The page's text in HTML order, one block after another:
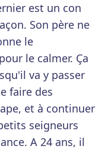
est un con
Son père ne
le
le calmer. Ça
va y passer
faire des
et à continuer
seigneurs
A 24 ans, il